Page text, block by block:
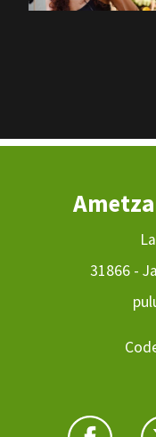
31866 -